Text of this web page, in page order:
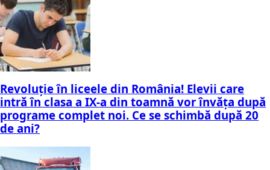
Revoluție în liceele din România! Elevii care
intră în clasa a IX-a din toamnă vor învăța după
programe complet noi. Ce se schimbă după 20
de ani?